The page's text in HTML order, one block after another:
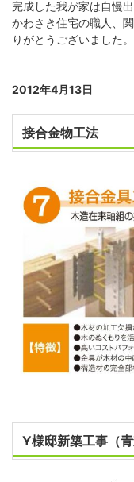
完成した我が家は自慢
かわさき住宅の職人、
りがとうございました。
2012年4月13日
接合金物工法
Y様邸新築工事（青